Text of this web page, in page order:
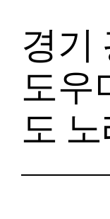
경기
도우
도